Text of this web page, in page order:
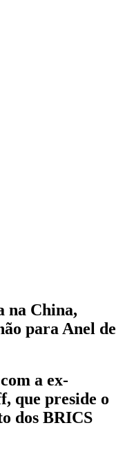
na China,
para Anel de
a ex-
que preside o
dos BRICS